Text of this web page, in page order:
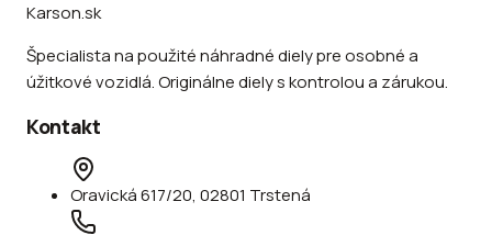
Karson.sk
Špecialista na použité náhradné diely pre osobné a
úžitkové vozidlá. Originálne diely s kontrolou a zárukou.
Kontakt
Oravická 617/20, 02801 Trstená